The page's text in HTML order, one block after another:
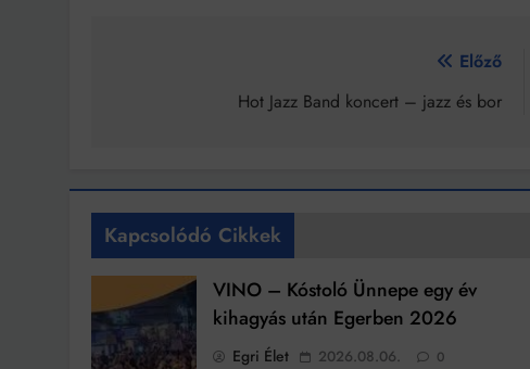
Előző
Hot Jazz Band koncert – jazz és bor
Kapcsolódó Cikkek
VINO – Kóstoló Ünnepe egy év
kihagyás után Egerben 2026
Egri Élet 2026.08.06. 0